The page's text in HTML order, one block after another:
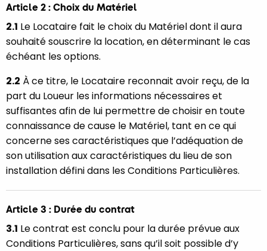
Article 2 : Choix du Matériel
2.1 Le Locataire fait le choix du Matériel dont il aura
souhaité souscrire la location, en déterminant le cas
échéant les options.
2.2 À ce titre, le Locataire reconnait avoir reçu, de la
part du Loueur les informations nécessaires et
suffisantes afin de lui permettre de choisir en toute
connaissance de cause le Matériel, tant en ce qui
concerne ses caractéristiques que l’adéquation de
son utilisation aux caractéristiques du lieu de son
installation défini dans les Conditions Particulières.
Article 3 : Durée du contrat
3.1 Le contrat est conclu pour la durée prévue aux
Conditions Particulières, sans qu’il soit possible d’y